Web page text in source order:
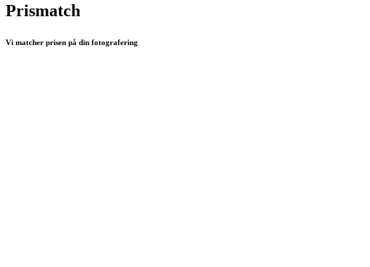
Prismatch
Vi matcher prisen på din fotografering